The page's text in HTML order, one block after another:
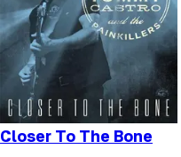
Closer To The Bone